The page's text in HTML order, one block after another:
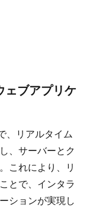
ェブアプリケ
、リアルタイム
、サーバーとク
これにより、リ
とで、インタラ
ションが実現し